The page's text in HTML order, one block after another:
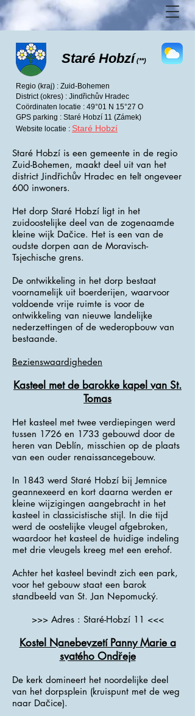
Staré Hobzí (**)
Regio (kraj) : Zuid-Bohemen
District (okres) : Jindřichův Hradec
Coördinaten locatie : 49°01 N 15°27 O
GPS parking : Staré Hobzí 11 (Zámek)
Website locatie : Staré Hobzí
Staré Hobzí is een gemeente in de regio
Zuid-Bohemen, maakt deel uit van het
district Jindřichův Hradec en telt ongeveer
600 inwoners.
Het dorp Staré Hobzí ligt in het
zuidoostelijke deel van de zogenaamde
kleine wijk Dačice. Het is een van de
oudste dorpen aan de Moravisch-
Tsjechische grens.
De ontwikkeling in het dorp bestaat
voornamelijk uit boerderijen, waarvoor
voldoende vrije ruimte is voor de
ontwikkeling van nieuwe landelijke
nederzettingen of de wederopbouw van
bestaande.
Bezienswaardigheden
Kasteel met de barokke kapel van St.
Tomas
Het kasteel met twee verdiepingen werd
tussen 1726 en 1733 gebouwd door de
heren van Deblín, misschien op de plaats
van een ouder renaissancegebouw.
In 1843 werd Staré Hobzí bij Jemnice
geannexeerd en kort daarna werden er
kleine wijzigingen aangebracht in het
kasteel in classicistische stijl. In die tijd
werd de oostelijke vleugel afgebroken,
waardoor het kasteel de huidige indeling
met drie vleugels kreeg met een erehof.
Achter het kasteel bevindt zich een park,
voor het gebouw staat een barok
standbeeld van St. Jan Nepomucký.
>>> Adres : Staré-Hobzí 11 <<<
Kostel Nanebevzetí Panny Marie a
svatého Ondřeje
De kerk domineert het noordelijke deel
van het dorpsplein (kruispunt met de weg
naar Dačice).